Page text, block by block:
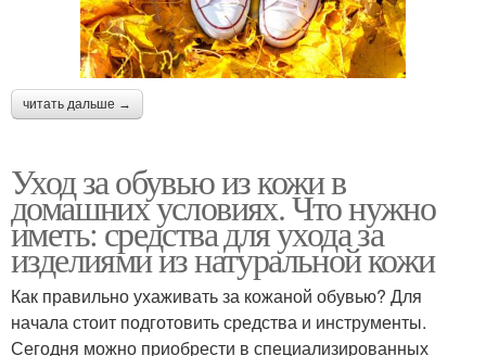
читать дальше →
Уход за обувью из кожи в
домашних условиях. Что нужно
иметь: средства для ухода за
изделиями из натуральной кожи
Как правильно ухаживать за кожаной обувью? Для
начала стоит подготовить средства и инструменты.
Сегодня можно приобрести в специализированных